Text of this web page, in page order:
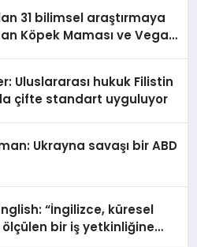
31 bilimsel araştırmaya
Köpek Maması ve Vegan
Uluslararası hukuk Filistin
çifte standart uyguluyor
Ukrayna savaşı bir ABD
“İngilizce, küresel
bir iş yetkinliğine